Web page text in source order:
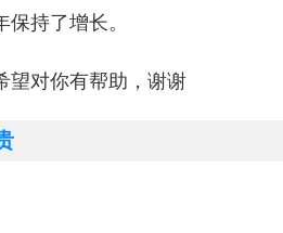
持了增长。
望对你有帮助，谢谢